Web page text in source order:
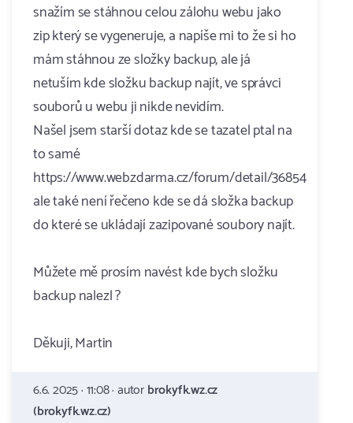
snažím se stáhnou celou zálohu webu jako
zip který se vygeneruje, a napíše mi to že si ho
mám stáhnou ze složky backup, ale já
netuším kde složku backup najít, ve správci
souborů u webu ji nikde nevidím.
Našel jsem starší dotaz kde se tazatel ptal na
to samé
https://www.webzdarma.cz/forum/detail/36854
ale také není řečeno kde se dá složka backup
do které se ukládají zazipované soubory najít.
Můžete mě prosím navést kde bych složku
backup nalezl ?
Děkuji, Martin
6.6. 2025 · 11:08 · autorbrokyfk.wz.cz
(brokyfk.wz.cz)